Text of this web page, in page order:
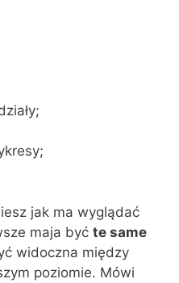
jak ma wyglądać
maja byćte same
widoczna między
poziomie. Mówi